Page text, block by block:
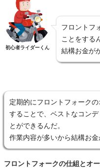
初心者ライダーくん
フロントフ
ことをする
結構お金が
定期的にフロントフォーク
することで、ベストなコンデ
とができるんだ。
作業内容が多いから結構お金
フロントフォークの仕組とオ